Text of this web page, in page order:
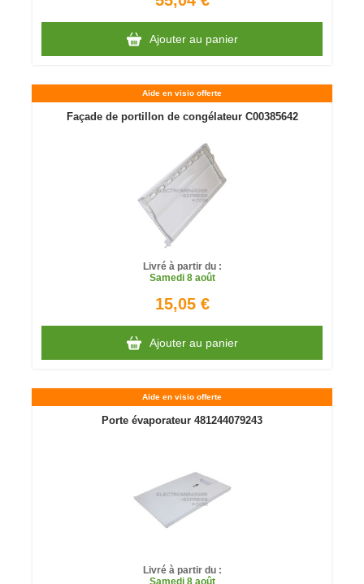
Ajouter au panier
Aide en visio offerte
Façade de portillon de congélateur C00385642
Livré à partir du :
Samedi8 août
15,05 €
Ajouter au panier
Aide en visio offerte
Porte évaporateur 481244079243
Livré à partir du :
Samedi8 août